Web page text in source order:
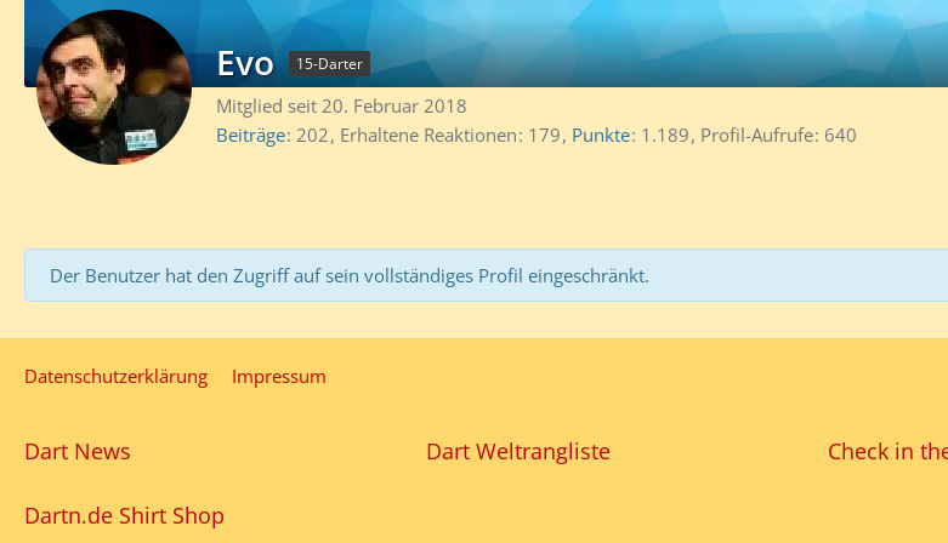
Evo 15-Darter
Mitglied seit 20. Februar 2018
Beiträge 202 Erhaltene Reaktionen 179 Punkte 1.189 Profil-Aufrufe 640
Der Benutzer hat den Zugriff auf sein vollständiges Profil eingeschränkt.
Datenschutzerklärung Impressum
Dart News Dart Weltrangliste Check in
Dartn.de Shirt Shop